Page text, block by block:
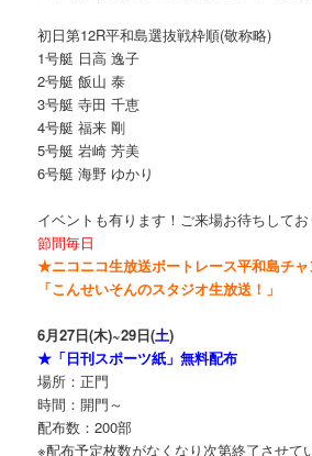
初日第12R平和島選抜戦枠順(敬称略)
1号艇 日高 逸子
2号艇 飯山 泰
3号艇 寺田 千恵
4号艇 福来 剛
5号艇 岩崎 芳美
6号艇 海野 ゆかり
イベントも有ります！ご来場お待ちしてお
節間毎日
★ニコニコ生放送ボートレース平和島チ
「こんせいそんのスタジオ生放送！」
6月27日(木)~29日(土)
★「日刊スポーツ紙」無料配布
場所：正門
時間：開門～
配布数：200部
※配布予定枚数がなくなり次第終了させて